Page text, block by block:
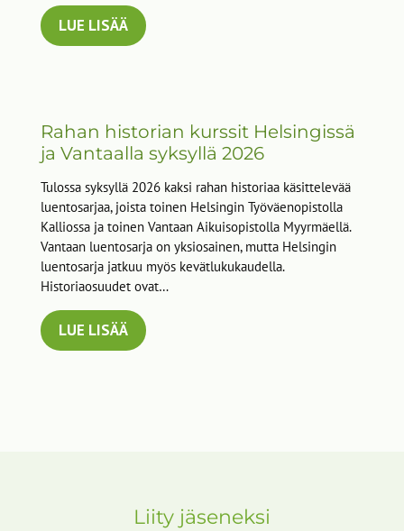
LUE LISÄÄ
Rahan historian kurssit Helsingissä
ja Vantaalla syksyllä 2026
Tulossa syksyllä 2026 kaksi rahan historiaa käsittelevää
luentosarjaa, joista toinen Helsingin Työväenopistolla
Kalliossa ja toinen Vantaan Aikuisopistolla Myyrmäellä.
Vantaan luentosarja on yksiosainen, mutta Helsingin
luentosarja jatkuu myös kevätlukukaudella.
Historiaosuudet ovat…
LUE LISÄÄ
Liity jäseneksi